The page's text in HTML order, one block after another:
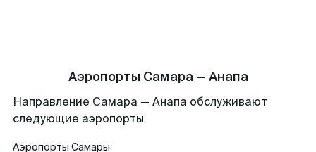
Аэропорты Самара — Анапа
Направление Самара — Анапа обслуживают
следующие аэропорты
Аэропорты Самары